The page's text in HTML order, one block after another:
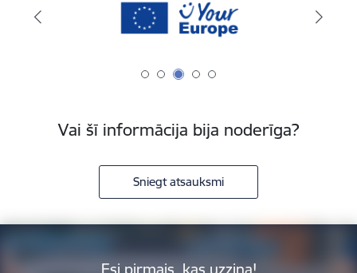
Vai šī informācija bija noderīga?
Sniegt atsauksmi
Esi pirmais, kas uzzina!